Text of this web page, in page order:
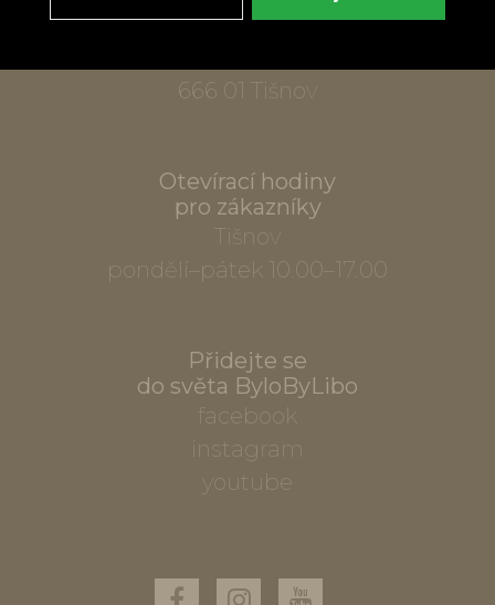
dílna, obchod
666 01 Tišnov
Otevírací hodiny
pro zákazníky
Tišnov
pondělí–pátek 10.00–17.00
Přidejte se
do světa ByloByLibo
facebook
instagram
youtube